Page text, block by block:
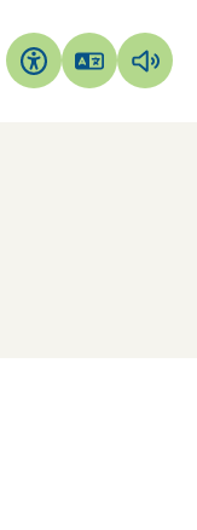
Toegankelijkheid
Pagina
vertalen